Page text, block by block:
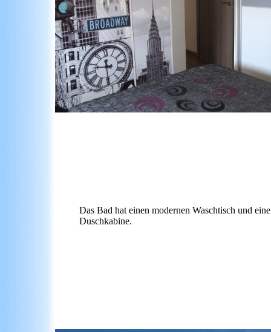
Das Bad hat einen modernen Waschtisch und
Duschkabine.